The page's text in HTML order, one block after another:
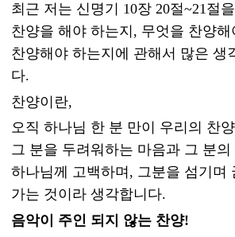
최근 저는 신명기 10장 20절~21절
찬양을 해야 하는지, 무엇을 찬양해
찬양해야 하는지에 관해서 많은 생
다.
찬양이란,
오직 하나님 한 분 만이 우리의 찬
그 분을 두려워하는 마음과 그 분의
하나님께 고백하며, 그분을 섬기며
가는 것이라 생각합니다.
음악이 주인 되지 않는 찬양!